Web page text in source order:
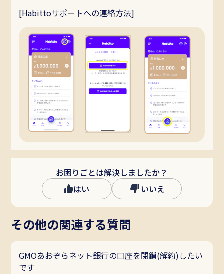
[Habittoサポートへの連絡方法]
お困りごとは解決しましたか？
はい
いいえ
その他の関連する質問
GMOあおぞらネット銀行の口座を閉鎖(解約)したい
です